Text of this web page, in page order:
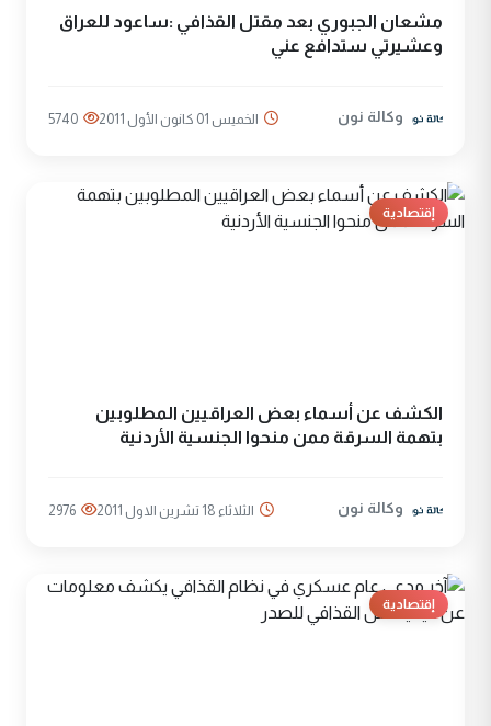
مشعان الجبوري بعد مقتل القذافي :ساعود للعراق
وعشيرتي ستدافع عني
وكالة نون الخميس 01 كانون الأول 2011 5740
إقتصادية
الكشف عن أسماء بعض العراقيين المطلوبين
بتهمة السرقة ممن منحوا الجنسية الأردنية
وكالة نون الثلاثاء 18 تشرين الاول 2011 2976
إقتصادية